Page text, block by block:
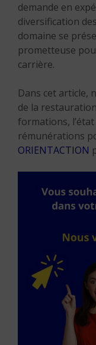
demande en
diversification
domaine se
prometteuse
carrière.
Dans cet article,
de la
formations, l’état
rémunérations
ORIENTACTION